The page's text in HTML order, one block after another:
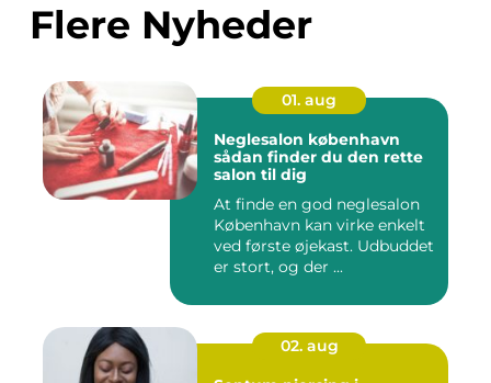
Flere Nyheder
01. aug
Neglesalon københavn
sådan finder du den rette
salon til dig
At finde en god neglesalon
København kan virke enkelt
ved første øjekast. Udbuddet
er stort, og der ...
02. aug